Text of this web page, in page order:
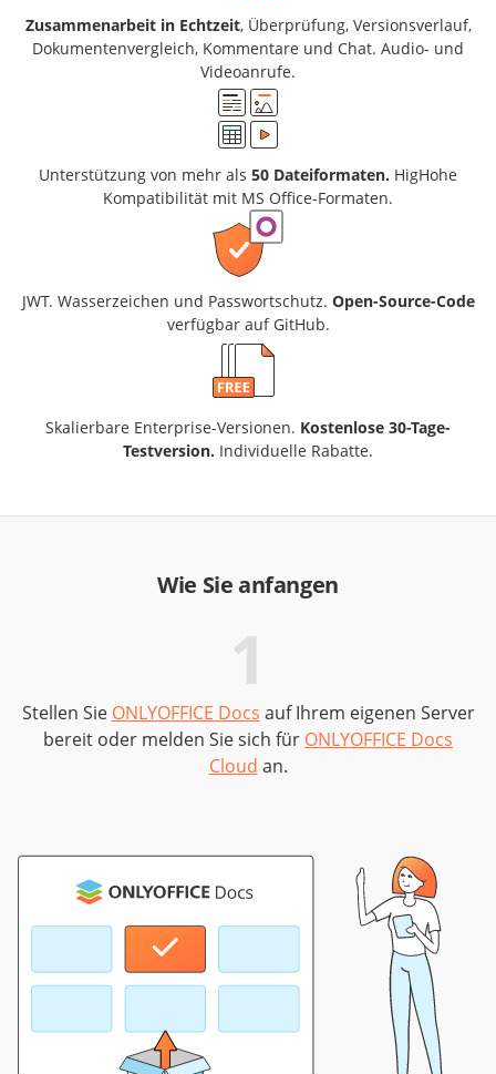
Zusammenarbeit in Echtzeit, Überprüfung, Versionsverlauf,
Dokumentenvergleich, Kommentare und Chat. Audio- und
Videoanrufe.
Unterstützung von mehr als 50 Dateiformaten. HigHohe
Kompatibilität mit MS Office-Formaten.
JWT. Wasserzeichen und Passwortschutz. Open-Source-Code
verfügbar auf GitHub.
Skalierbare Enterprise-Versionen. Kostenlose 30-Tage-
Testversion. Individuelle Rabatte.
Wie Sie anfangen
1
Stellen Sie ONLYOFFICE Docs auf Ihrem eigenen Server
bereit oder melden Sie sich für ONLYOFFICE Docs
Cloud an.